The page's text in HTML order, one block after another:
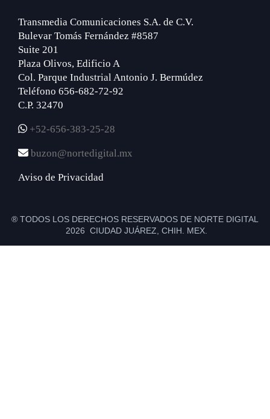
Transmedia Comunicaciones S.A. de C.V.
Bulevar Tomás Fernández #8587
Suite 201
Plaza Olivos, Edificio A
Col. Parque Industrial Antonio J. Bermúdez
Teléfono 656-682-72-92
C.P. 32470
+52-656-383-25-28
buzon@nortedigital.mx
Aviso de Privacidad
® TODOS LOS DERECHOS RESERVADOS DE NORTE DIGITAL
2026 CIUDAD JUÁREZ, CHIH. MEX.